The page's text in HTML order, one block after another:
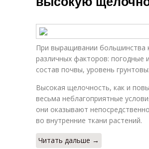
При выращивании большинства
различных факторов: погодные
состав почвы, уровень
Высокая щелочность, как и
весьма неблагоприятные
они оказывают
во внутренние ткани растений.
Читать дальше →